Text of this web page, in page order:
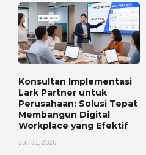
Konsultan Implementasi
Lark Partner untuk
Perusahaan: Solusi Tepat
Membangun Digital
Workplace yang Efektif
Juli 31, 2026